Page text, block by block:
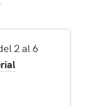
2 al 6